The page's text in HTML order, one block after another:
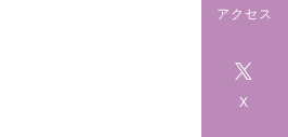
アクセス

X